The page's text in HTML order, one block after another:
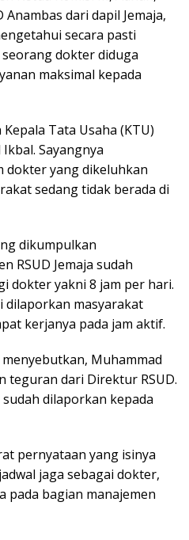
dari dapil Jemaja,
secara pasti
dokter diduga
maksimal kepada
Tata Usaha (KTU)
Ikbal. Sayangnya
dokter yang dikeluhkan
sedang tidak berada di
dikumpulkan
RSUD Jemaja sudah
dokter yakni 8 jam per hari.
dilaporkan masyarakat
kerjanya pada jam aktif.
menyebutkan, Muhammad
teguran dari Direktur RSUD.
dilaporkan kepada
pernyataan yang isinya
jaga sebagai dokter,
pada bagian manajemen